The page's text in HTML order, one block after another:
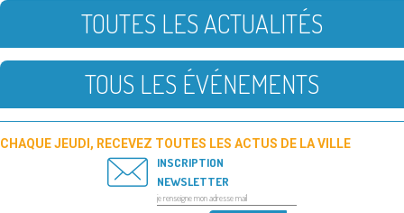
TOUTES LES ACTUALITÉS
TOUS LES ÉVÉNEMENTS
CHAQUE JEUDI, RECEVEZ TOUTES LES ACTUS DE LA VILLE
INSCRIPTION
NEWSLETTER